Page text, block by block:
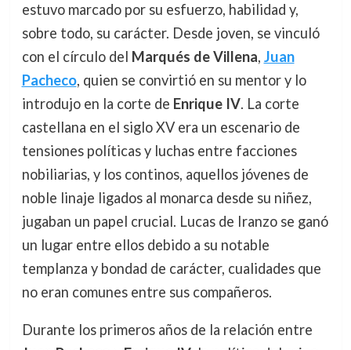
estuvo marcado por su esfuerzo, habilidad y,
sobre todo, su carácter. Desde joven, se vinculó
con el círculo del Marqués de Villena, Juan
Pacheco, quien se convirtió en su mentor y lo
introdujo en la corte de Enrique IV. La corte
castellana en el siglo XV era un escenario de
tensiones políticas y luchas entre facciones
nobiliarias, y los continos, aquellos jóvenes de
noble linaje ligados al monarca desde su niñez,
jugaban un papel crucial. Lucas de Iranzo se ganó
un lugar entre ellos debido a su notable
templanza y bondad de carácter, cualidades que
no eran comunes entre sus compañeros.
Durante los primeros años de la relación entre